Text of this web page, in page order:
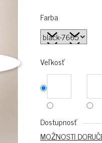
Farba
Veľkosť
Dostupnosť
MOŽNOSTI